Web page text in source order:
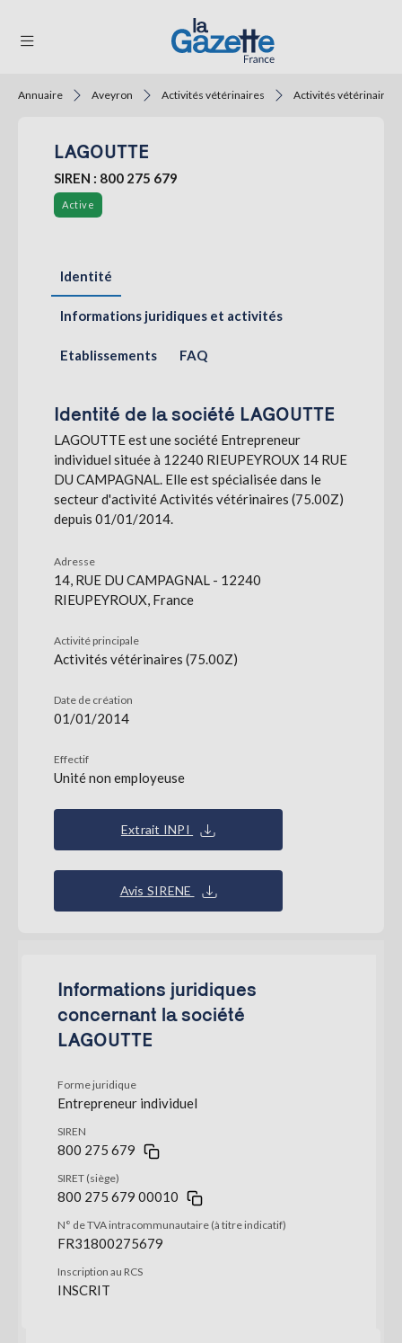
RÉGIONS
FORMATS
SERVICES
S'abonner
Annuaire Aveyron Activités vétérinaires Activités vétérinaires
LAGOUTTE
SIREN : 800 275 679
Active
Identité
Informations juridiques et activités
Etablissements FAQ
Identité de la société LAGOUTTE
LAGOUTTE est une société Entrepreneur
individuel située à 12240 RIEUPEYROUX 14 RUE
DU CAMPAGNAL. Elle est spécialisée dans le
secteur d'activité Activités vétérinaires (75.00Z)
depuis 01/01/2014.
Adresse
14, RUE DU CAMPAGNAL - 12240
RIEUPEYROUX, France
Activité principale
Activités vétérinaires (75.00Z)
Date de création
01/01/2014
Effectif
Unité non employeuse
Extrait INPI
Avis SIRENE
Informations juridiques
concernant la société
LAGOUTTE
Forme juridique
Entrepreneur individuel
SIREN
800 275 679
SIRET (siège)
800 275 679 00010
N° de TVA intracommunautaire (à titre indicatif)
FR31800275679
Inscription au RCS
INSCRIT